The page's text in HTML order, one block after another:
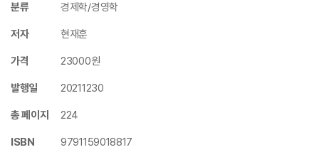
분류 경제학/경영학
저자 현재훈
가격 23000원
발행일 20211230
총 페이지 224
ISBN 9791159018817